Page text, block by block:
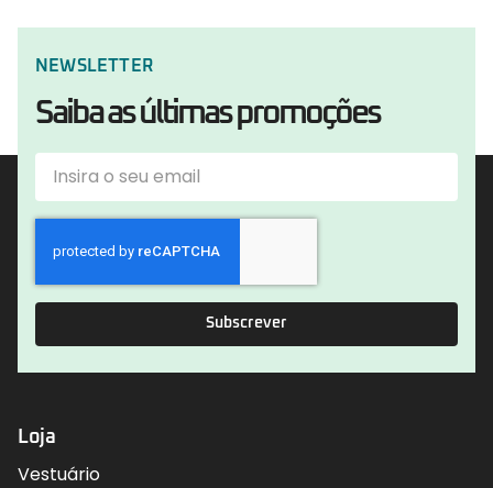
NEWSLETTER
Saiba as últimas promoções
Subscrever
Loja
Vestuário